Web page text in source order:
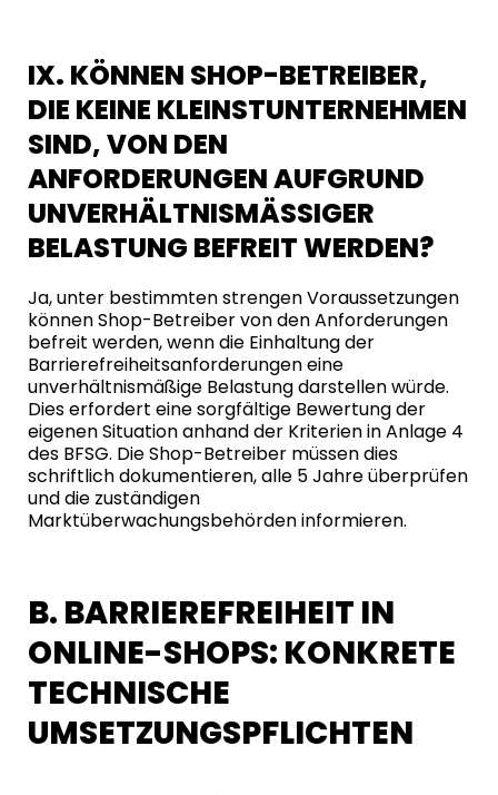
IX. KÖNNEN SHOP-BETREIBER,
DIE KEINE KLEINSTUNTERNEHMEN
SIND, VON DEN
ANFORDERUNGEN AUFGRUND
UNVERHÄLTNISMÄSSIGER B
ELASTUNG BEFREIT WERDEN?
Ja, unter bestimmten strengen Voraussetzungen
können Shop-Betreiber von den Anforderungen
befreit werden, wenn die Einhaltung der
Barrierefreiheitsanforderungen eine
unverhältnismäßige Belastung darstellen würde.
Dies erfordert eine sorgfältige Bewertung der
eigenen Situation anhand der Kriterien in Anlage 4
des BFSG. Die Shop-Betreiber müssen dies
schriftlich dokumentieren, alle 5 Jahre überprüfen
und die zuständigen
Marktüberwachungsbehörden informieren.
B. BARRIEREFREIHEIT IN
ONLINE-SHOPS: KONKRETE
TECHNISCHE
UMSETZUNGSPFLICHTEN